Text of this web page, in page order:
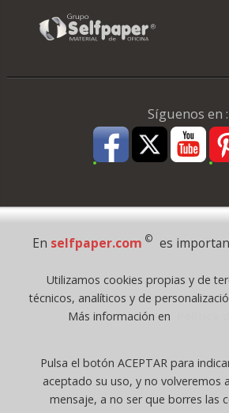
Síguenos en :
Pago Seguro
Todos los derechos
©selfpaper.com, y las webs de ©gruposelfpaper.org
Registro Mercantil de Valencia (
Tomo 7263, Libro 4565, Folio 1, Sección 8,
En selfpaper.com © es
Utilizamos cookies propias y de
técnicos, analíticos y de
Más información en
Pulsa el botón ACEPTAR para
aceptado su uso, y no volveremos
mensaje, a no ser que borres las